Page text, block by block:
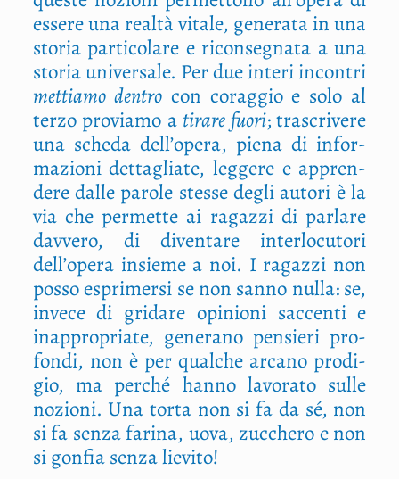
esse­re una real­tà vita­le, gene­ra­ta in una
sto­ria par­ti­co­la­re e ricon­se­gna­ta a una
sto­ria uni­ver­sa­le. Per due inte­ri incon­tri
met­tia­mo den­trocon corag­gio e solo al
ter­zo pro­via­mo a tira­re fuo­ri; tra­scri­ve­re
una sche­da dell’opera, pie­na di infor­
ma­zio­ni det­ta­glia­te, leg­ge­re e appren­
de­re dal­le paro­le stes­se degli auto­ri è la
via che per­met­te ai ragaz­zi di par­la­re
dav­ve­ro, di diven­ta­re inter­lo­cu­to­ri
dell’opera insie­me a noi. I ragaz­zi non
pos­so espri­mer­si se non san­no nul­la: se,
inve­ce di gri­da­re opi­nio­ni sac­cen­ti e
inap­pro­pria­te, gene­ra­no pen­sie­ri pro­
fon­di, non è per qual­che arca­no pro­di­
gio, ma per­ché han­no lavo­ra­to sul­le
nozio­ni. Una tor­ta non si fa da sé, non
si fa sen­za fari­na, uova, zuc­che­ro e non
si gon­fia sen­za lievito!